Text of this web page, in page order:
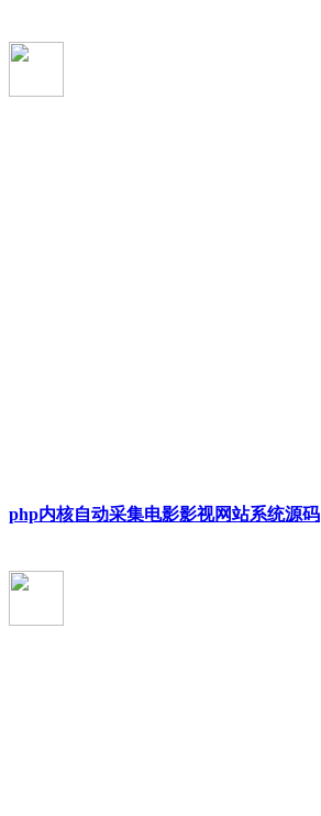
php内核自动采集电影影视网站系统源码